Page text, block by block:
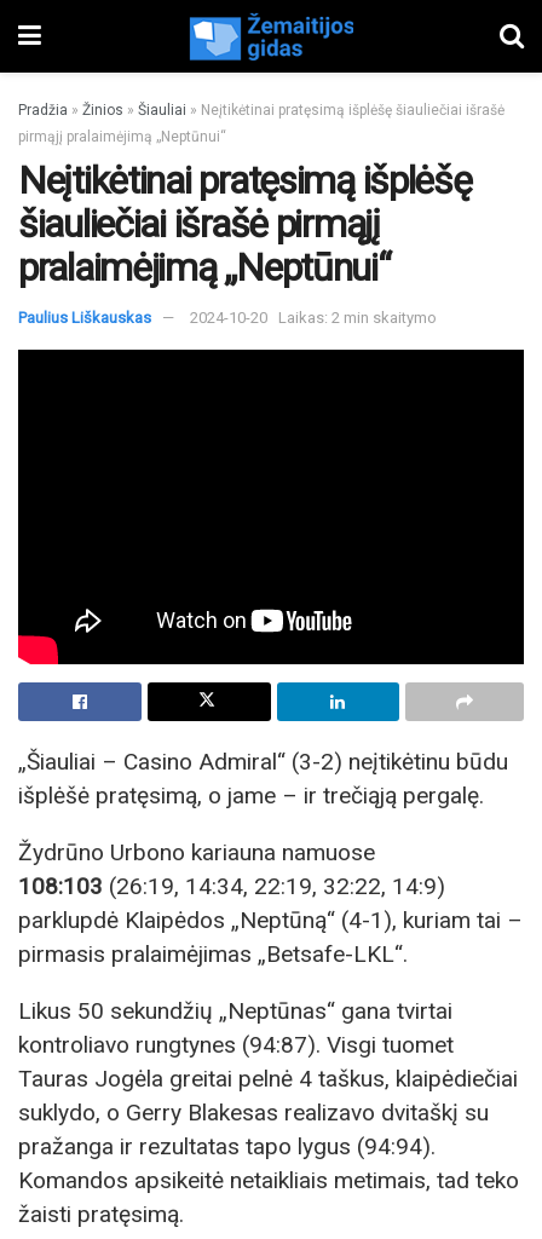
Pradžia » Žinios » Šiauliai » Neįtikėtinai pratęsimą išplėšę šiauliečiai išrašė
pirmąjį pralaimėjimą „Neptūnui“
Neįtikėtinai pratęsimą išplėšę
šiauliečiai išrašė pirmąjį
pralaimėjimą „Neptūnui“
Paulius Liškauskas 2024-10-20 Laikas: 2 min skaitymo
„Šiauliai – Casino Admiral“ (3-2) neįtikėtinu būdu
išplėšė pratęsimą, o jame – ir trečiąją pergalę.
Žydrūno Urbono kariauna namuose
108:103 (26:19, 14:34, 22:19, 32:22, 14:9)
parklupdė Klaipėdos „Neptūną“ (4-1), kuriam tai –
pirmasis pralaimėjimas „Betsafe-LKL“.
Likus 50 sekundžių „Neptūnas“ gana tvirtai
kontroliavo rungtynes (94:87). Visgi tuomet
Tauras Jogėla greitai pelnė 4 taškus, klaipėdiečiai
suklydo, o Gerry Blakesas realizavo dvitaškį su
pražanga ir rezultatas tapo lygus (94:94).
Komandos apsikeitė netaikliais metimais, tad teko
žaisti pratęsimą.